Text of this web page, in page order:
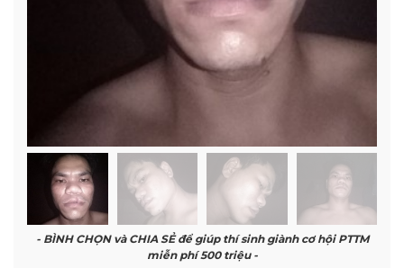
- BÌNH CHỌN và CHIA SẺ để giúp thí sinh giành cơ hội PTTM
miễn phí 500 triệu -